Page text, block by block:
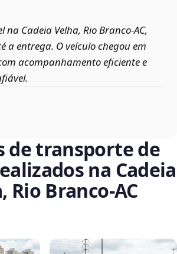
na Cadeia Velha, Rio Branco‑AC,
a entrega. O veículo chegou em
acompanhamento eficiente e
de transporte de
na Cadeia
Rio Branco‑AC